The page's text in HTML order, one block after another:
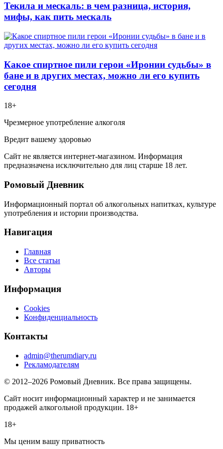
Текила и мескаль: в чем разница, история,
мифы, как пить мескаль
Какое спиртное пили герои «Иронии судьбы» в
бане и в других местах, можно ли его купить
сегодня
18+
Чрезмерное употребление алкоголя
Вредит вашему здоровью
Сайт не является интернет-магазином. Информация
предназначена исключительно для лиц старше 18 лет.
Ромовый Дневник
Информационный портал об алкогольных напитках, культуре
употребления и истории производства.
Навигация
Главная
Все статьи
Авторы
Информация
Cookies
Конфиденциальность
Контакты
admin@therumdiary.ru
Рекламодателям
© 2012–2026 Ромовый Дневник. Все права защищены.
Сайт носит информационный характер и не занимается
продажей алкогольной продукции. 18+
18+
Мы ценим вашу приватность